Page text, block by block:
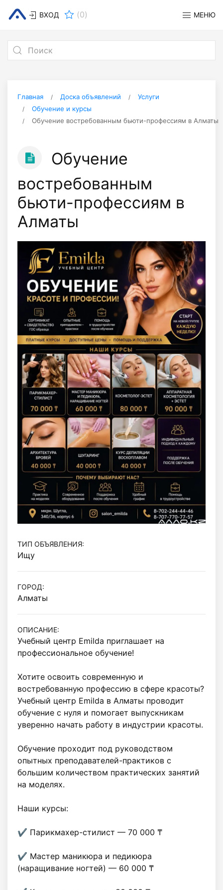
ВХОД (0) МЕНЮ
Главная Доска объявлений
Услуги
Обучение и курсы
Обучение востребованным бьюти-профессиям в Алматы
Обучение
востребованным
бьюти-профессиям в
Алматы
ТИП ОБЪЯВЛЕНИЯ:
Ищу
ГОРОД:
Алматы
ОПИСАНИЕ:
Учебный центр Emilda приглашает на
профессиональное обучение!
Хотите освоить современную и
востребованную профессию в сфере красоты?
Учебный центр Emilda в Алматы проводит
обучение с нуля и помогает выпускникам
уверенно начать работу в индустрии красоты.
Обучение проходит под руководством
опытных преподавателей-практиков с
большим количеством практических занятий
на моделях.
Наши курсы:
✔️ Парикмахер-стилист — 70 000 ₸
✔️ Мастер маникюра и педикюра
(наращивание ногтей) — 60 000 ₸